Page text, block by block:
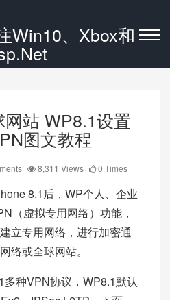
Win10、Xbox和
站 WP8.1设置
图文教程
8,311 Views 0 Times
8.1后，WP个人、企业
（虚拟专用网络）功能，
立专用网络，进行加密通
络或全球网站。
种VPN协议，WP8.1默认